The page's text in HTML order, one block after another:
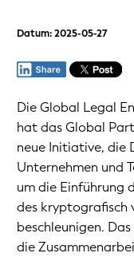
Datum: 2025-05-27
Die Global Legal
hat das Global
neue Initiative, die
Unternehmen und
um die Einführung
des kryptografisch
beschleunigen.
die